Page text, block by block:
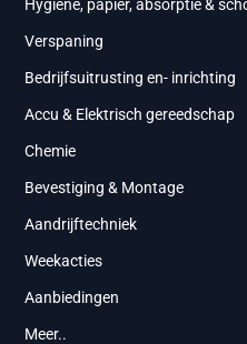
Hygiene, papier, absorptie &
Verspaning
Bedrijfsuitrusting en- inrichting
Accu & Elektrisch gereedschap
Chemie
Bevestiging & Montage
Aandrijftechniek
Weekacties
Aanbiedingen
Meer..